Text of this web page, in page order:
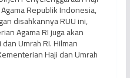
Republik Indonesia,
disahkannya RUU ini,
Agama RI juga akan
Umrah RI. Hilman
Haji dan Umrah